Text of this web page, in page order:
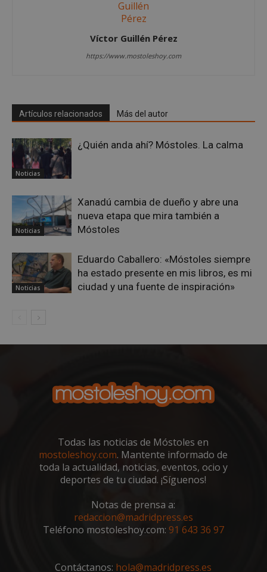
Víctor Guillén Pérez
https://www.mostoleshoy.com
Artículos relacionados Más del autor
Noticias
¿Quién anda ahí? Móstoles. La calma
Noticias
Xanadú cambia de dueño y abre una
nueva etapa que mira también a
Móstoles
Noticias
Eduardo Caballero: «Móstoles siempre
ha estado presente en mis libros, es mi
ciudad y una fuente de inspiración»
Todas las noticias de Móstoles en
mostoleshoy.com. Mantente informado de
toda la actualidad, noticias, eventos, ocio y
deportes de tu ciudad. ¡Síguenos!
Notas de prensa a:
redaccion@madridpress.es
Teléfono mostoleshoy.com: 91 643 36 97
Contáctanos: hola@madridpress.es
__cf_bm
Cloudflare Inc.
29 minutos
VISITOR_PRIVACY_METADATA
msToken .tiktok.com